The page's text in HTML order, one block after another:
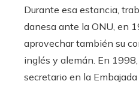
Durante esa estancia,
danesa ante la ONU, en
aprovechar también su
inglés y alemán. En
secretario en la